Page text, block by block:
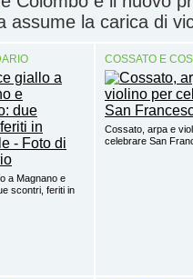
assume la carica di
a Magnano e
scontri, feriti in
COSSATO E
Cossato, arpa e
celebrare San